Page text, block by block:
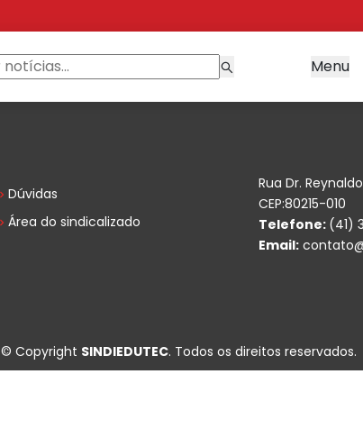
Menu
Dúvidas
Área do sindicalizado
Rua Dr.
CEP:80215-010
Telefone: (41)
Email:
© Copyright SINDIEDUTEC. Todos os direitos reservados.